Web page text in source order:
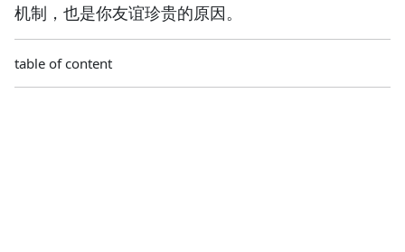
机制，也是你友谊珍贵的原因。
table of content